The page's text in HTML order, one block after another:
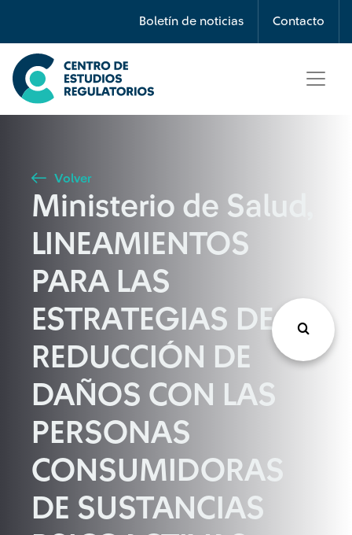
Boletín de noticias Contacto
Búsqueda
Seleccione país
Buscar
Volver
Ministerio de Salud,
LINEAMIENTOS
PARA LAS
ESTRATEGIAS DE
REDUCCIÓN DE
DAÑOS CON LAS
PERSONAS
CONSUMIDORAS
DE SUSTANCIAS